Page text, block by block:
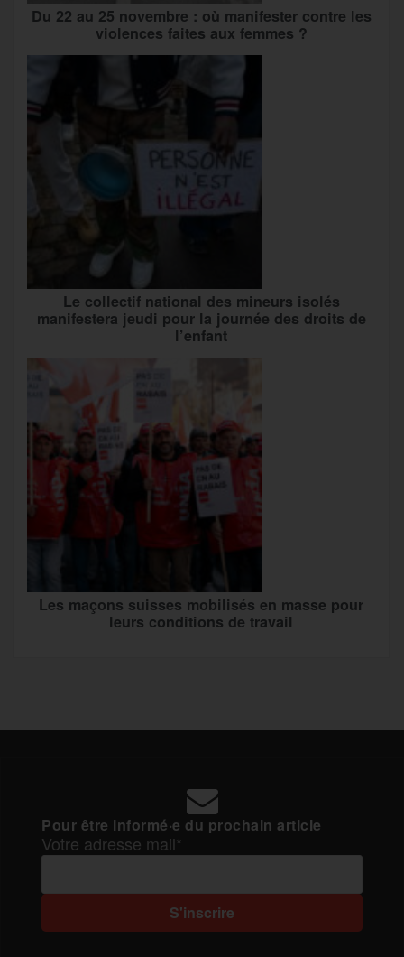
Du 22 au 25 novembre : où manifester contre les
violences faites aux femmes ?
Le collectif national des mineurs isolés
manifestera jeudi pour la journée des droits de
l’enfant
Les maçons suisses mobilisés en masse pour
leurs conditions de travail
Pour être informé·e du prochain article
Votre adresse mail*